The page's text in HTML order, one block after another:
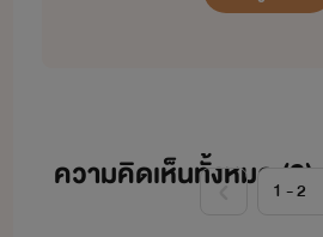
ความคิดเห็นทั้งหมด (2)